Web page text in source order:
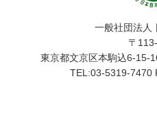
一般社団法人
〒
東京都文京区本駒込6-15-
TEL:03-5319-7470